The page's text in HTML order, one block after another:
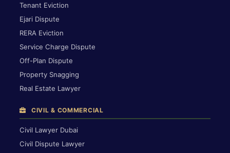
Tenant Eviction
Ejari Dispute
RERA Eviction
Service Charge Dispute
Off-Plan Dispute
Property Snagging
Real Estate Lawyer
CIVIL & COMMERCIAL
Civil Lawyer Dubai
Civil Dispute Lawyer